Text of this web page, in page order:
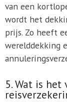
van een
wordt het
prijs. Zo heeft
werelddekking
5. Wat is het